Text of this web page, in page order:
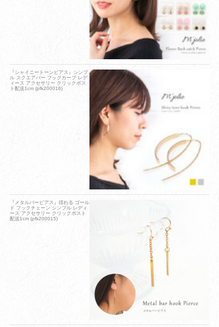
『シャイニートーンピアス』シンプ
ル スクエアバー フックカーブ レデ
ィース アクセサリー クリックポス
ト配送1cm (pfk200016)
『メタルバーピアス』揺れる ゴール
ド フックチェーン シンプル レディ
ース アクセサリー クリックポスト
配送1cm (pfk200015)